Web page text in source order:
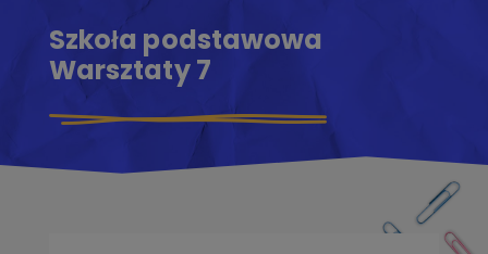
Szkoła podstawowa
Warsztaty 7